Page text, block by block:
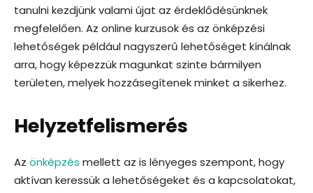
tanulni kezdjünk valami újat az érdeklődésünknek
megfelelően. Az online kurzusok és az önképzési
lehetőségek például nagyszerű lehetőséget kínálnak
arra, hogy képezzük magunkat szinte bármilyen
területen, melyek hozzásegítenek minket a sikerhez.
Helyzetfelismerés
Az önképzés mellett az is lényeges szempont, hogy
aktívan keressük a lehetőségeket és a kapcsolatokat,